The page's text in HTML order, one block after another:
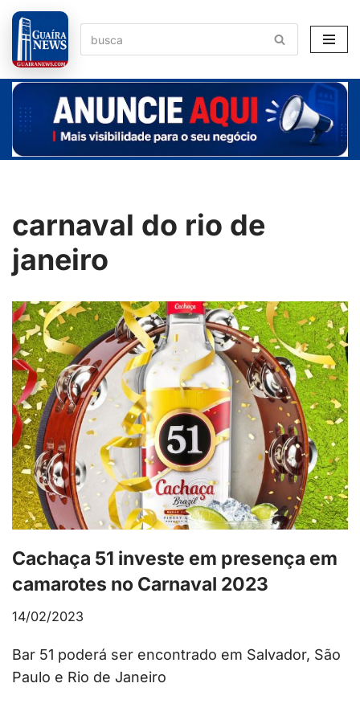
Pular
para
o
conteúdo
carnaval do rio de
janeiro
Cachaça 51 investe em presença em
camarotes no Carnaval 2023
14/02/2023
Bar 51 poderá ser encontrado em Salvador, São
Paulo e Rio de Janeiro